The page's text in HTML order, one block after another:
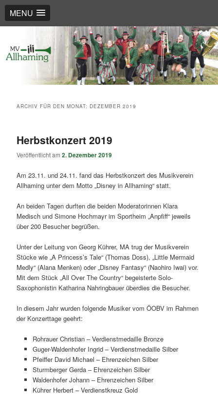
MENU
Musikverein Allhaming
ARCHIV FÜR DEN MONAT: DEZEMBER 2019
Herbstkonzert 2019
Veröffentlicht am2. Dezember 2019
Am 23.11. und 24.11. fand das Herbstkonzert des Musikverein
Allhaming unter dem Motto „Disney in Allhaming“ statt.
An beiden Tagen durften die beiden Moderatorinnen Klara
Medisch und Simone Hochmayr im Sportheim „Anpfiff“ jeweils
über 200 Besucher begrüßen.
Unter der Leitung von Georg Kührer, MA trug der Musikverein
Stücke wie „A Princess’s Tale“ (Thomas Doss), „Little Mermaid
Medly“ (Alana Menken) oder „Disney Fantasy“ (Naohiro Iwai) vor.
Mit dem Stück „All Over The Country“ begeisterte Solo-
Saxophonistin Katharina Nahringbauer überdies die Besucher.
In diesem Jahr wurden folgende Musiker vom ÖOBV im Rahmen
der Konzerttage geehrt:
Rohrauer Christian – Verdienstmedaille Bronze
Guger-Waldenhofer Ingrid – Verdienstmedaille Silber
Pfeiffer David Michael – Ehrenzeichen Silber
Sturmberger Gerda – Ehrenzeichen Silber
Waldenhofer Johann – Ehrenzeichen Silber
Kührer Herbert – Verdienstkreuz Gold